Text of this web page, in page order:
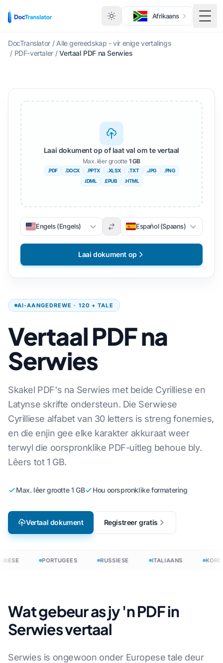
Afrikaans
DocTranslator / Alle gereedskap - vir enige vertalings
/ PDF-vertaler / Vertaal PDF na Serwies
AI-AANGEDREWE · 120 + TALE
Vertaal PDF na
Serwies
Skakel PDF's na Serwies met beide Cyrilliese en
Latynse skrifte ondersteun. Die Serwiese
Cyrilliese alfabet van 30 letters is streng fonemies,
en die enjin gee elke karakter akkuraat weer
terwyl die oorspronklike PDF-uitleg behoue bly.
Lêers tot 1 GB.
Max. lêer grootte 1 GB Hou oorspronklike formatering
Vertaal dokument Registreer gratis
Laai dokument op of laat val om te vertaal
Max. lêer grootte 1 GB
.PDF .DOCX .PPTX .XLSX .TXT .JPG
.PNG
.IDML
.EPUB .HTML
Engels (Engels) Español (Spaans)
Laai dokument op
PORTUGEES RUSSIESE ITALIAANS
Wat gebeur as jy 'n PDF in
Serwies vertaal
Serwies is ongewoon onder Europese tale deur